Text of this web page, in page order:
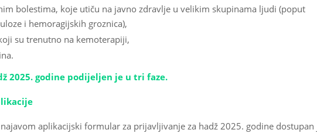
bolestima, koje utiču na javno zdravlje u velikim skupinama ljudi (poput
i hemoragijskih groznica),
su trenutno na kemoterapiji,
2025. godine podijeljen je u tri faze.
aplikacijski formular za prijavljivanje za hadž 2025. godine dostupan